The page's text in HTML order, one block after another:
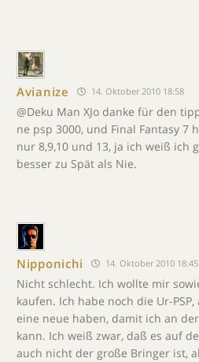
Avianize 14. Oktober 2010 18:58
@Deku Man XJo danke für den
ne psp 3000, und Final Fantasy 7
nur 8,9,10 und 13, ja ich weiß ich
besser zu Spät als Nie.
Nipponichi 14. Oktober 2010 18:45
Nicht schlecht. Ich wollte mir
kaufen. Ich habe noch die Ur-
eine neue haben, damit ich an
kann. Ich weiß zwar, daß es auf
auch nicht der große Bringer ist,